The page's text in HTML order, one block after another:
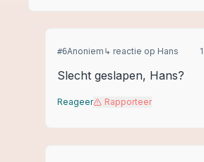
#6Anoniem ↳ reactie op Hans
Slecht geslapen, Hans?
Reageer Rapporteer